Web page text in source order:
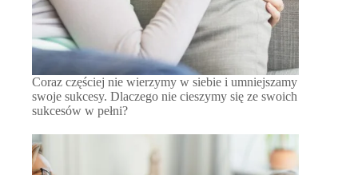
Coraz częściej nie wierzymy w siebie i umniejszamy
swoje sukcesy. Dlaczego nie cieszymy się ze swoich
sukcesów w pełni?